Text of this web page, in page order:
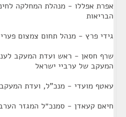
אפרת אפללו - מנהלת המחלקה
הבריאות
גידי פרץ - מנהל תחום צמצום
שרף חסאן - ראש ועדת המעקב
המעקב של ערביי ישראל
עאטף מועדי - מנכ"ל, ועדת
חיאם קעאדן - סמנכ״ל המגזר